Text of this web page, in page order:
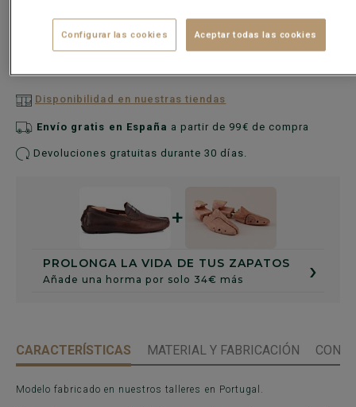
Combine como desee:2 pares de vestir, 2 pares
casuales, o1 de cada uno
Disponibilidad en nuestras tiendas
Envío gratis en España a partir de 99€ de compra
Devoluciones gratuitas durante 30 días.
PROLONGA LA VIDA DE TUS ZAPATOS
Añade una horma por solo 34€ más ›
+
CARACTERÍSTICAS MATERIAL Y FABRICACIÓN
Modelo fabricado en nuestros talleres en Portugal.
Configurar las cookies Aceptar todas las cookies